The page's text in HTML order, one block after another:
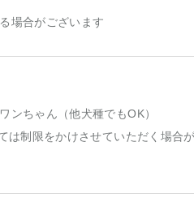
場合がございます
ンちゃん（他犬種でもOK）
は制限をかけさせていただく場合